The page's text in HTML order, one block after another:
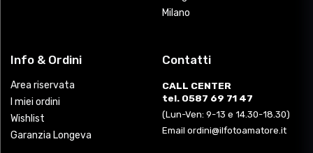
Milano
Info & Ordini
Area riservata
I miei ordini
Wishlist
Garanzia Longeva
Contatti
CALL CENTER
tel. 0587 69 71 47
(Lun-Ven: 9-13 e 14.30-18.30)
Email ordini@ilfotoamatore.it